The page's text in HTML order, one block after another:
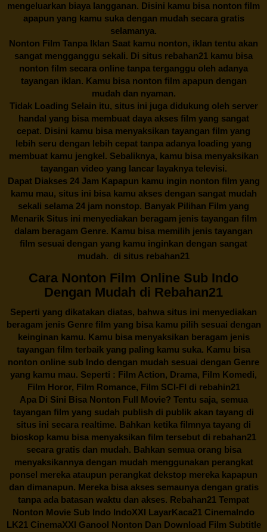
mengeluarkan biaya langganan. Disini kamu bisa nonton film
apapun yang kamu suka dengan mudah secara gratis
selamanya.
Nonton Film Tanpa Iklan Saat kamu nonton, iklan tentu akan
sangat mengganggu sekali. Di situs rebahan21 kamu bisa
nonton film secara online tanpa terganggu oleh adanya
tayangan iklan. Kamu bisa nonton film apapun dengan
mudah dan nyaman.
Tidak Loading Selain itu, situs ini juga didukung oleh server
handal yang bisa membuat daya akses film yang sangat
cepat. Disini kamu bisa menyaksikan tayangan film yang
lebih seru dengan lebih cepat tanpa adanya loading yang
membuat kamu jengkel. Sebaliknya, kamu bisa menyaksikan
tayangan video yang lancar layaknya televisi.
Dapat Diakses 24 Jam Kapapun kamu ingin nonton film yang
kamu mau, situs ini bisa kamu akses dengan sangat mudah
sekali selama 24 jam nonstop. Banyak Pilihan Film yang
Menarik Situs ini menyediakan beragam jenis tayangan film
dalam beragam Genre. Kamu bisa memilih jenis tayangan
film sesuai dengan yang kamu inginkan dengan sangat
mudah. di situs rebahan21
Cara Nonton Film Online Sub Indo
Dengan Mudah di Rebahan21
Seperti yang dikatakan diatas, bahwa situs ini menyediakan
beragam jenis Genre film yang bisa kamu pilih sesuai dengan
keinginan kamu. Kamu bisa menyaksikan beragam jenis
tayangan film terbaik yang paling kamu suka. Kamu bisa
nonton online sub Indo dengan mudah sesuai dengan Genre
yang kamu mau. Seperti : Film Action, Drama, Film Komedi,
Film Horor, Film Romance, Film SCI-FI di rebahin21
Apa Di Sini Bisa Nonton Full Movie? Tentu saja, semua
tayangan film yang sudah publish di publik akan tayang di
situs ini secara realtime. Bahkan ketika filmnya tayang di
bioskop kamu bisa menyaksikan film tersebut di rebahan21
secara gratis dan mudah. Bahkan semua orang bisa
menyaksikannya dengan mudah menggunakan perangkat
ponsel mereka ataupun perangkat dekstop mereka kapapun
dan dimanapun. Mereka bisa akses semaunya dengan gratis
tanpa ada batasan waktu dan akses. Rebahan21 Tempat
Nonton Movie Sub Indo IndoXXI LayarKaca21 CinemaIndo
LK21 CinemaXXI Ganool Nonton Dan Download Film Subtitle